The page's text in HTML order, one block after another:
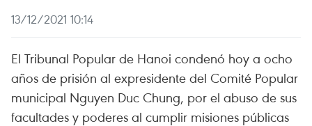
13/12/2021 10:14
El Tribunal Popular de Hanoi condenó hoy a ocho
años de prisión al expresidente del Comité Popular
municipal Nguyen Duc Chung, por el abuso de sus
facultades y poderes al cumplir misiones públicas